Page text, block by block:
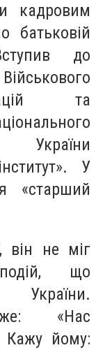
кадровим
батьковій
до
та
України
У
«старший
він не міг
що
України.
«Нас
Кажу йому: